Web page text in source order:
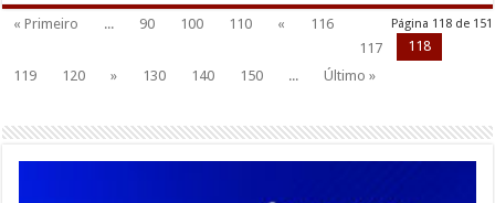
Página 118 de 151
« Primeiro ... 90 100 110 «
116
117
118
119
120 » 130 140 150 ... Último »